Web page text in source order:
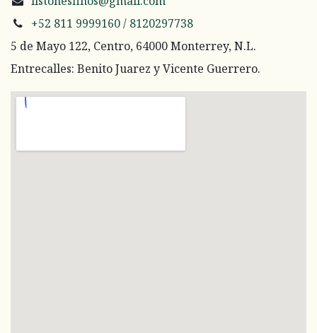
+52 811 9999160 / 8120297738
5 de Mayo 122, Centro, 64000 Monterrey, N.L.
Entrecalles: Benito Juarez y Vicente Guerrero.